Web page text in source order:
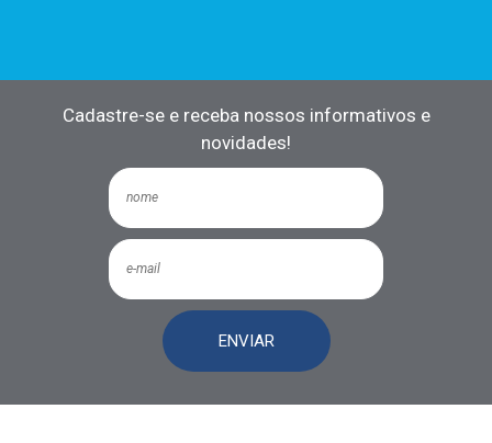
Cadastre-se e receba nossos informativos e
novidades!
ENVIAR